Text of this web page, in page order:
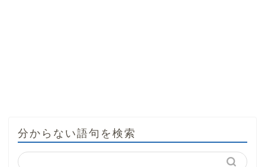
分からない語句を検索